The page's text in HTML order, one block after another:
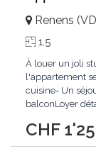
CHF
Renens
1.5
À louer un joli
l'appartement
cuisine- Un
balconLoyer
convenir.Pour
42.En cas